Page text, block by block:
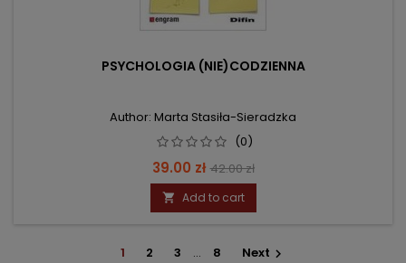
PSYCHOLOGIA (NIE)CODZIENNA
Author: Marta Stasiła-Sieradzka
(0)
Price
39.00 zł Regular
price
42.00 zł
 Add to cart
1 2 3 … 8 Next 